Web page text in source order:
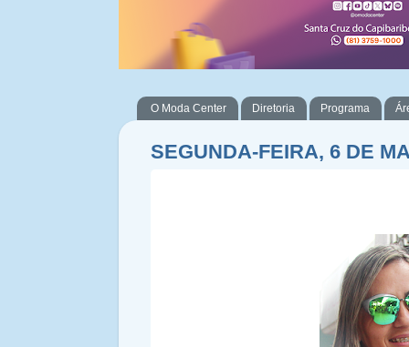
O Moda Center Diretoria Programa
SEGUNDA-FEIRA, 6 DE